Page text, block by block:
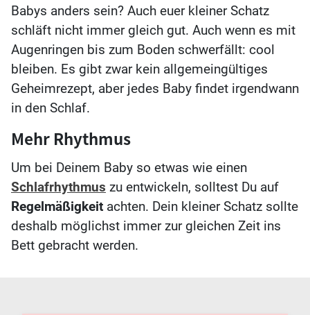
Babys anders sein? Auch euer kleiner Schatz
schläft nicht immer gleich gut. Auch wenn es mit
Augenringen bis zum Boden schwerfällt: cool
bleiben. Es gibt zwar kein allgemeingültiges
Geheimrezept, aber jedes Baby findet irgendwann
in den Schlaf.
Mehr Rhythmus
Um bei Deinem Baby so etwas wie einen
Schlafrhythmus zu entwickeln, solltest Du auf
Regelmäßigkeit achten. Dein kleiner Schatz sollte
deshalb möglichst immer zur gleichen Zeit ins
Bett gebracht werden.